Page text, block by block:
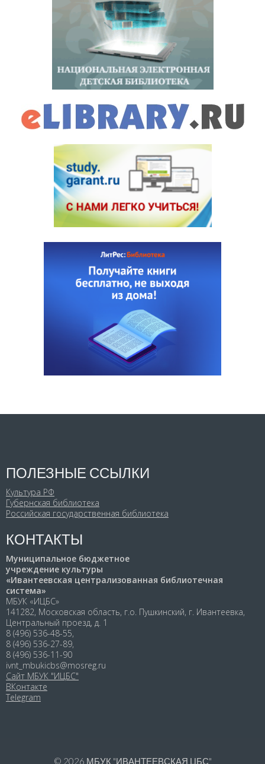
ПОЛЕЗНЫЕ ССЫЛКИ
Культура РФ
Губернская библиотека
Российская государственная библиотека
КОНТАКТЫ
Муниципальное бюджетное
учреждение культуры
«Ивантеевская централизованная библиотечная
система»
МБУК «ИЦБС»
141282, Московская область, г.о. Пушкинский, г. Ивантеевка,
Центральный проезд, д. 1
8 (496) 536-48-55,
8 (496) 536-27-89,
8 (496) 536-11-90
ivnt_mbukicbs@mosreg.ru
Сайт МБУК "ИЦБС"
ВКонтакте
Telegram
© 2026 МБУК "ИВАНТЕЕВСКАЯ ЦБС"